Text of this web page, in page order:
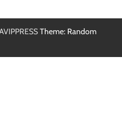
Theme: Random